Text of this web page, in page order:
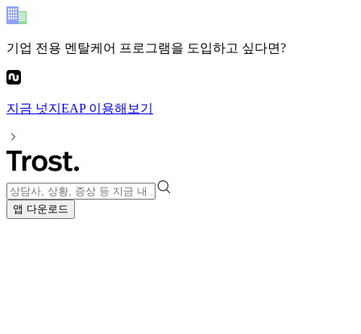
기업 전용 멘탈케어 프로그램을 도입하고 싶다면?
지금 넛지EAP이용해보기
앱 다운로드